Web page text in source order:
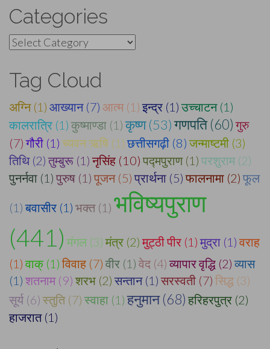
Categories
Categories
Tag Cloud
अग्नि (1) आख्यान (7) आत्म (1) इन्द्र (1) उच्चाटन (1)
कालरात्रि (1) कुष्माण्डा (1) कृष्ण (53)गणपति (60) गुरु
(7) गौरी (1) च्यवन ऋषि (1) छत्तीसगढ़ी (8) जन्माष्टमी (3)
तिथि (2) तुम्बुरू (1) नृसिंह (10) पद्मपुराण (1) परशुराम (2)
पुनर्नवा (1) पुरुष (1) पूजन (5) प्रार्थना (5) फालनामा (2) फूल
(1) बवासीर (1) भक्त (1) भविष्यपुराण
(441) मंगल (3) मंत्र (2) मुट्ठी पीर (1) मुद्रा (1) वराह
(1) वाक् (1) विवाह (7) वीर (1) वेद (4) व्यापार वृद्धि (2) व्यास
(1) शतनाम (9) शरभ (2) सन्तान (1) सरस्वती (7) सिद्ध (3)
सूर्य (6) स्तुति (7) स्वाहा (1) हनुमान (68) हरिहरपुत्र (2)
हाजरात (1)